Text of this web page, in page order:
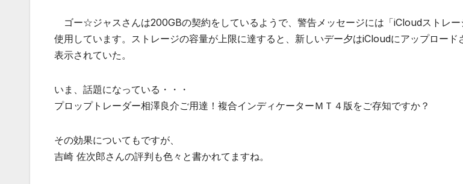
ゴー☆ジャスさんは200GBの契約をしているようで、警告メッセージには「iCloudストレ
使用しています。ストレージの容量が上限に達すると、新しいデー夕はiCloudにアップロード
表示されていた。
いま、話題になっている・・・
プロップトレーダー相澤良介ご用達！複合インディケーターＭＴ４版をご存知ですか？
その効果についてもですが、
吉崎 佐次郎さんの評判も色々と書かれてますね。